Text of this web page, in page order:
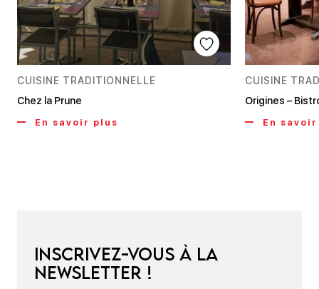
CUISINE TRADITIONNELLE
Chez la Prune
En savoir plus
CUISINE
Origines –
En
Inscrivez-vous à la
newsletter !